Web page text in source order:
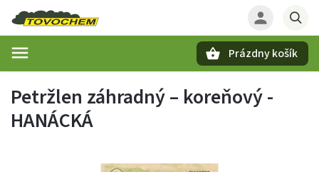
Prázdny košík
Petržlen záhradný – koreňový -
HANÁCKÁ